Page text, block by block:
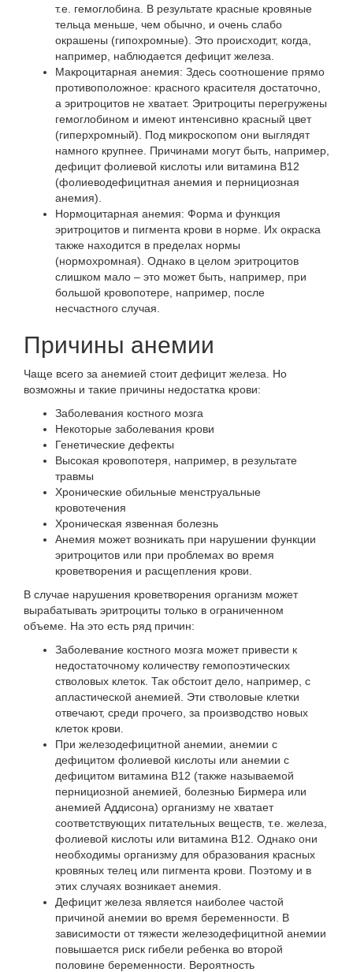
т.е. гемоглобина. В результате красные кровяные
тельца меньше, чем обычно, и очень слабо
окрашены (гипохромные). Это происходит, когда,
например, наблюдается дефицит железа.
Макроцитарная анемия: Здесь соотношение прямо
противоположное: красного красителя достаточно,
а эритроцитов не хватает. Эритроциты перегружены
гемоглобином и имеют интенсивно красный цвет
(гиперхромный). Под микроскопом они выглядят
намного крупнее. Причинами могут быть, например,
дефицит фолиевой кислоты или витамина В12
(фолиеводефицитная анемия и пернициозная
анемия).
Нормоцитарная анемия: Форма и функция
эритроцитов и пигмента крови в норме. Их окраска
также находится в пределах нормы
(нормохромная). Однако в целом эритроцитов
слишком мало – это может быть, например, при
большой кровопотере, например, после
несчастного случая.
Причины анемии
Чаще всего за анемией стоит дефицит железа. Но
возможны и такие причины недостатка крови:
Заболевания костного мозга
Некоторые заболевания крови
Генетические дефекты
Высокая кровопотеря, например, в результате
травмы
Хронические обильные менструальные
кровотечения
Хроническая язвенная болезнь
Анемия может возникать при нарушении функции
эритроцитов или при проблемах во время
кроветворения и расщепления крови.
В случае нарушения кроветворения организм может
вырабатывать эритроциты только в ограниченном
объеме. На это есть ряд причин:
Заболевание костного мозга может привести к
недостаточному количеству гемопоэтических
стволовых клеток. Так обстоит дело, например, с
апластической анемией. Эти стволовые клетки
отвечают, среди прочего, за производство новых
клеток крови.
При железодефицитной анемии, анемии с
дефицитом фолиевой кислоты или анемии с
дефицитом витамина B12 (также называемой
пернициозной анемией, болезнью Бирмера или
анемией Аддисона) организму не хватает
соответствующих питательных веществ, т.е. железа,
фолиевой кислоты или витамина B12. Однако они
необходимы организму для образования красных
кровяных телец или пигмента крови. Поэтому и в
этих случаях возникает анемия.
Дефицит железа является наиболее частой
причиной анемии во время беременности. В
зависимости от тяжести железодефицитной анемии
повышается риск гибели ребенка во второй
половине беременности. Вероятность